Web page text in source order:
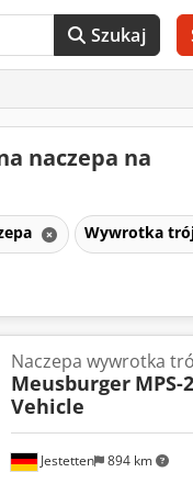
Szukaj
naczepa na
Wywrotka
Jestetten 894 km
Naczepa wywrotka
Meusburger
Vehicle